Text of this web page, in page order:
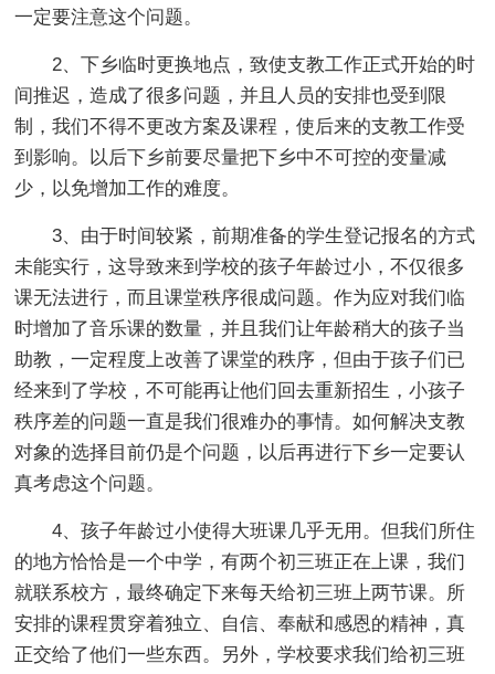
一定要注意这个问题。
2、下乡临时更换地点，致使支教工作正式开始的时
间推迟，造成了很多问题，并且人员的安排也受到限
制，我们不得不更改方案及课程，使后来的支教工作受
到影响。以后下乡前要尽量把下乡中不可控的变量减
少，以免增加工作的难度。
3、由于时间较紧，前期准备的学生登记报名的方式
未能实行，这导致来到学校的孩子年龄过小，不仅很多
课无法进行，而且课堂秩序很成问题。作为应对我们临
时增加了音乐课的数量，并且我们让年龄稍大的孩子当
助教，一定程度上改善了课堂的秩序，但由于孩子们已
经来到了学校，不可能再让他们回去重新招生，小孩子
秩序差的问题一直是我们很难办的事情。如何解决支教
对象的选择目前仍是个问题，以后再进行下乡一定要认
真考虑这个问题。
4、孩子年龄过小使得大班课几乎无用。但我们所住
的地方恰恰是一个中学，有两个初三班正在上课，我们
就联系校方，最终确定下来每天给初三班上两节课。所
安排的课程贯穿着独立、自信、奉献和感恩的精神，真
正交给了他们一些东西。另外，学校要求我们给初三班